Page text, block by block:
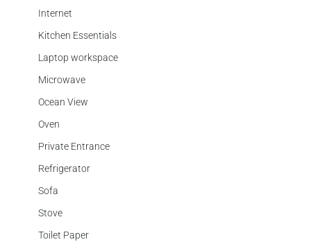
Internet
Kitchen Essentials
Laptop workspace
Microwave
Ocean View
Oven
Private Entrance
Refrigerator
Sofa
Stove
Toilet Paper